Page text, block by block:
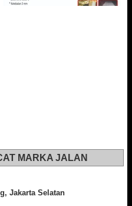
MARKA JALAN
Jakarta Selatan